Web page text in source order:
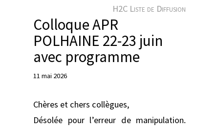
H2C Liste de Diffusion
Colloque APR
POLHAINE 22-23 juin
avec programme
11 mai 2026
Chères et chers collègues,
Désolée pour l’erreur de manipulation.